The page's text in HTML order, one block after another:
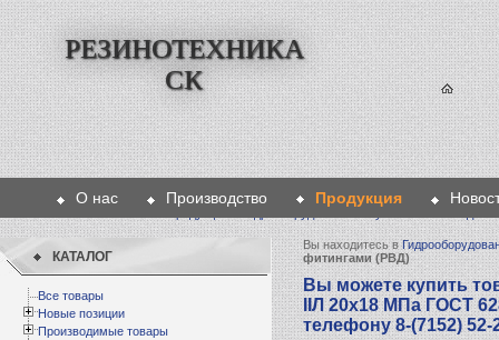
РЕЗИНОТЕХНИКА
СК
О нас Производство Продукция
КАТАЛОГ
Все товары
Новые позиции
Производимые товары
Вы находитесь в
фитингами (РВД)
Вы можете купить
IIЛ 20х18 МПа ГОСТ
телефону 8-(7152) 52-